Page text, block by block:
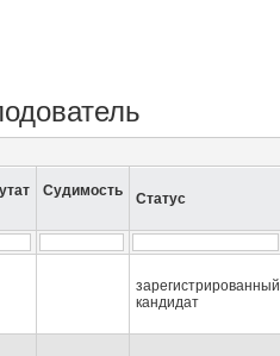
Судимость Статус
зарегистрированный
кандидат